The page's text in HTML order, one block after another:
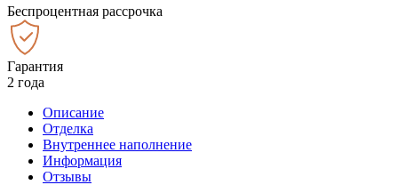
Беспроцентная рассрочка
Гарантия
2 года
Описание
Отделка
Внутреннее наполнение
Информация
Отзывы